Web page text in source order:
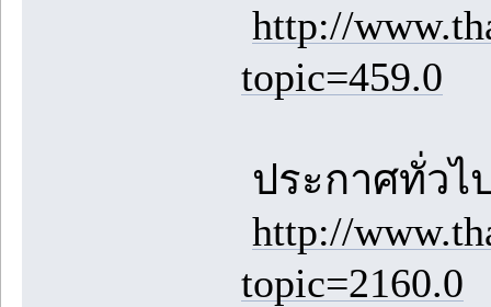
http://
topic=459.0
ประกาศทั่ว
http://
topic=2160.0